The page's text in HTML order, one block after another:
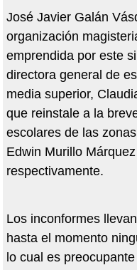
José Javier Galán
organización
emprendida por este
directora general de
media superior,
que reinstale a la
escolares de las
Edwin Murillo
respectivamente.
Los inconformes
hasta el momento
lo cual es